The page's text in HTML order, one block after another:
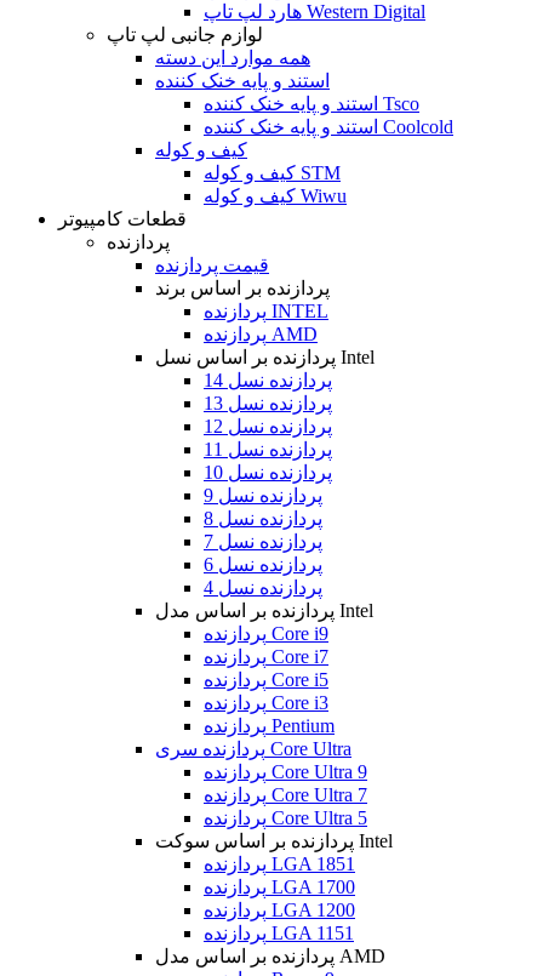
هارد لپ تاپ Western Digital
لوازم جانبی لپ تاپ
همه موارد این دسته
استند و پایه خنک کننده
استند و پایه خنک کننده Tsco
استند و پایه خنک کننده Coolcold
کیف و کوله
کیف و کوله STM
کیف و کوله Wiwu
قطعات کامپیوتر
پردازنده
قیمت پردازنده
پردازنده بر اساس برند
پردازنده INTEL
پردازنده AMD
پردازنده بر اساس نسل Intel
پردازنده نسل 14
پردازنده نسل 13
پردازنده نسل 12
پردازنده نسل 11
پردازنده نسل 10
پردازنده نسل 9
پردازنده نسل 8
پردازنده نسل 7
پردازنده نسل 6
پردازنده نسل 4
پردازنده بر اساس مدل Intel
پردازنده Core i9
پردازنده Core i7
پردازنده Core i5
پردازنده Core i3
پردازنده Pentium
پردازنده سری Core Ultra
پردازنده Core Ultra 9
پردازنده Core Ultra 7
پردازنده Core Ultra 5
پردازنده بر اساس سوکت Intel
پردازنده LGA 1851
پردازنده LGA 1700
پردازنده LGA 1200
پردازنده LGA 1151
پردازنده بر اساس مدل AMD